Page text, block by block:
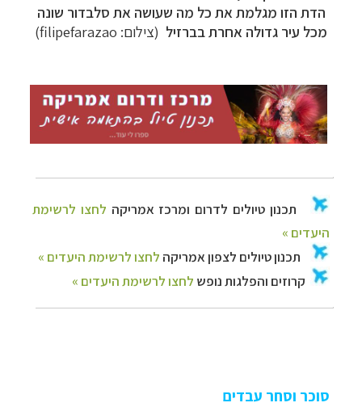
הדת הזו מגלמת את כל מה שעושה את סלבדור שונה
מכל עיר גדולה אחרת בברזיל (צילום: filipefarazao)
קרוזים והפלגות נופשלחצו לרשימת היעדים »
סוכר וסחר עבדים